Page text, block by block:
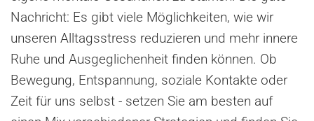
Nachricht: Es gibt viele Möglichkeiten, wie wir
unseren Alltagsstress reduzieren und mehr innere
Ruhe und Ausgeglichenheit finden können. Ob
Bewegung, Entspannung, soziale Kontakte oder
Zeit für uns selbst - setzen Sie am besten auf